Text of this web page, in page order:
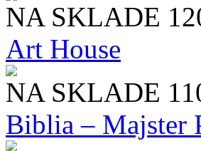
NA SKLADE
Art House
NA SKLADE
Biblia – Majster